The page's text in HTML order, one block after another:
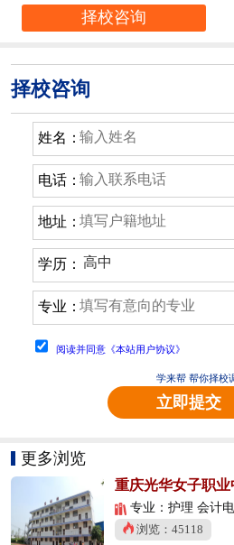
择校咨询
择校咨询
姓名：
电话：
地址：
学历：
专业：
阅读并同意《本站用户协议》
学来帮 帮你择校
立即提交
更多浏览
专业：护理 会计电
浏览：45118